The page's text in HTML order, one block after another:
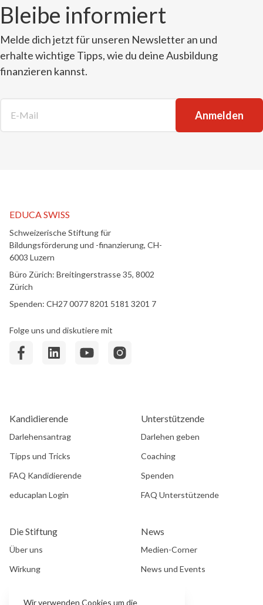
Bleibe informiert
Melde dich jetzt für unseren Newsletter an und
erhalte wichtige Tipps, wie du deine Ausbildung
finanzieren kannst.
EDUCA SWISS
Schweizerische Stiftung für
Bildungsförderung und -finanzierung, CH-
6003 Luzern
Büro Zürich: Breitingerstrasse 35, 8002
Zürich
Spenden: CH27 0077 8201 5181 3201 7
Folge uns und diskutiere mit
Kandidierende
Darlehensantrag
Tipps und Tricks
FAQ Kandidierende
educaplan Login
Unterstützende
Darlehen geben
Coaching
Spenden
FAQ Unterstützende
Die Stiftung
Über uns
Wirkung
News
Medien-Corner
News und Events
Wir verwenden Cookies um die